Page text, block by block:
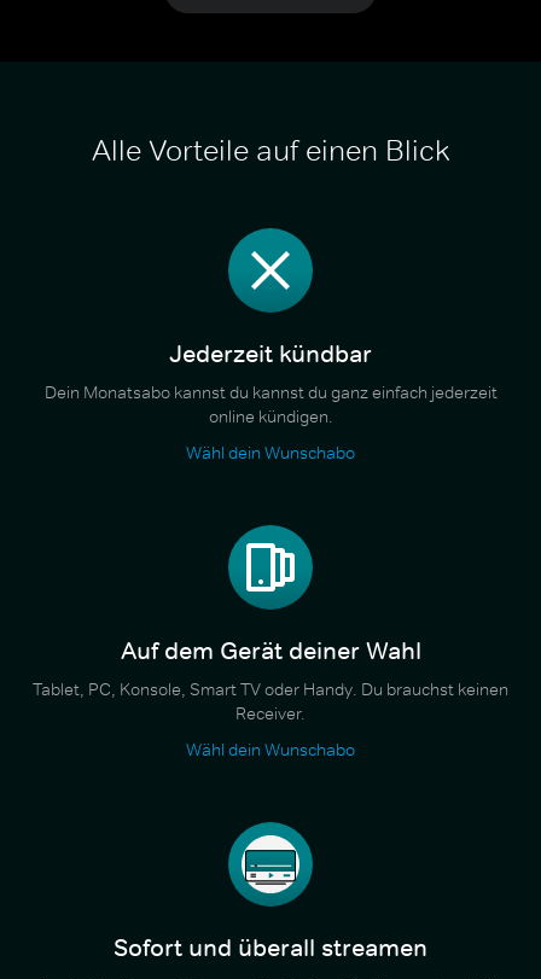
Alle Vorteile auf einen Blick
Jederzeit kündbar
Dein Monatsabo kannst du kannst du ganz einfach jederzeit
online kündigen.
Wähl dein Wunschabo
Auf dem Gerät deiner Wahl
Tablet, PC, Konsole, Smart TV oder Handy. Du brauchst keinen
Receiver.
Wähl dein Wunschabo
Sofort und überall streamen